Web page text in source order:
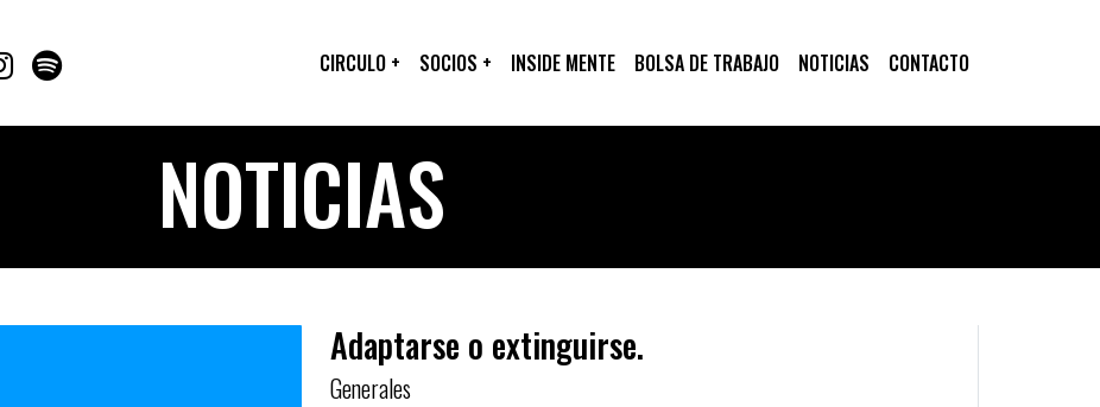
CIRCULO + SOCIOS + INSIDE MENTE BOLSA DE TRABAJO NOTICIAS CONTACTO
NOTICIAS
Adaptarse o extinguirse.
Generales